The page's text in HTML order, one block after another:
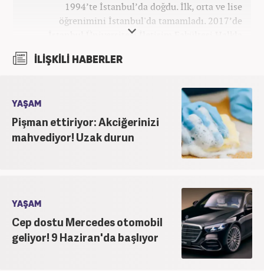
1994’te İstanbul’da doğdu. İlk, orta ve lise
öğrenimini İstanbul'da tamamladı. 2017’de
İstanbul Üniversitesi İletişim Fakültesi Halkla
2017’den beri Kanal7 Medya Grubu’na bağlı
etmektedir.
İLİŞKİLİ HABERLER
YAŞAM
Pişman ettiriyor: Akciğerinizi
mahvediyor! Uzak durun
YAŞAM
Cep dostu Mercedes otomobil
geliyor! 9 Haziran'da başlıyor